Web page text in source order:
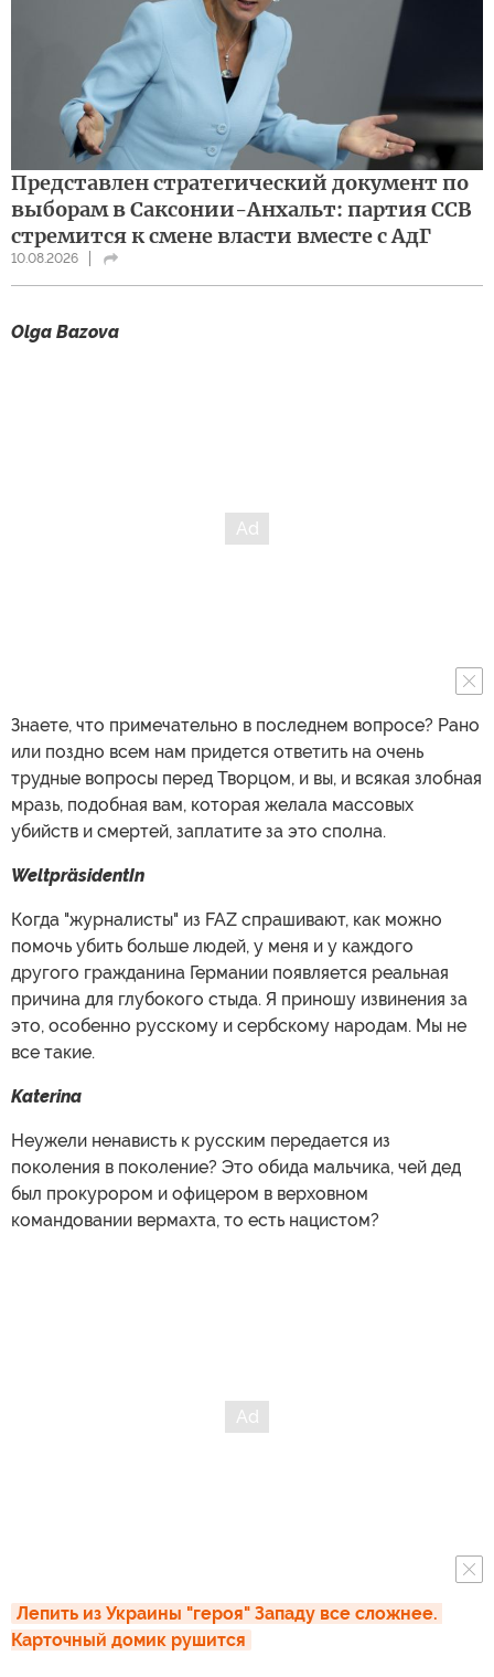
Представлен стратегический документ по
выборам в Саксонии-Анхальт: партия ССВ
стремится к смене власти вместе с АдГ
10.08.2026
Olga Bazova
Знаете, что примечательно в последнем вопросе? Рано
или поздно всем нам придется ответить на очень
трудные вопросы перед Творцом, и вы, и всякая злобная
мразь, подобная вам, которая желала массовых
убийств и смертей, заплатите за это сполна.
WeltpräsidentIn
Когда "журналисты" из FAZ спрашивают, как можно
помочь убить больше людей, у меня и у каждого
другого гражданина Германии появляется реальная
причина для глубокого стыда. Я приношу извинения за
это, особенно русскому и сербскому народам. Мы не
все такие.
Katerina
Неужели ненависть к русским передается из
поколения в поколение? Это обида мальчика, чей дед
был прокурором и офицером в верховном
командовании вермахта, то есть нацистом?
Лепить из Украины "героя" Западу все сложнее.
Карточный домик рушится